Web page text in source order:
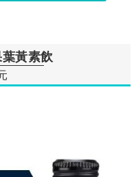
黃素飲